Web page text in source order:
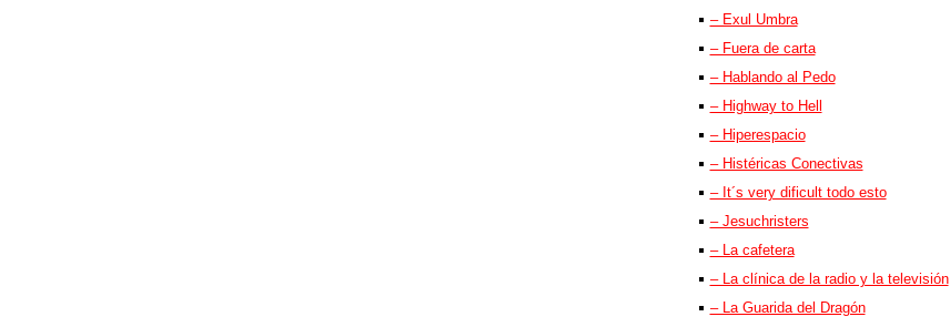
– Exul Umbra
– Fuera de carta
– Hablando al Pedo
– Highway to Hell
– Hiperespacio
– Histéricas Conectivas
– It´s very dificult todo esto
– Jesuchristers
– La cafetera
– La clínica de la radio y la televisión
– La Guarida del Dragón